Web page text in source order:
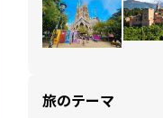
旅のテーマ